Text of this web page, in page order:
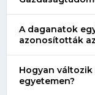
A daganatok
azonosították
Hogyan változik
egyetemen?